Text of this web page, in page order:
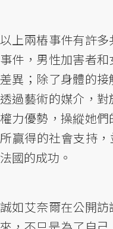
以上兩樁事件有許
事件，男性加害者
差異；除了身體的
透過藝術的媒介，
權力優勢，操縱她
所贏得的社會支持
法國的成功。
誠如艾奈爾在公開